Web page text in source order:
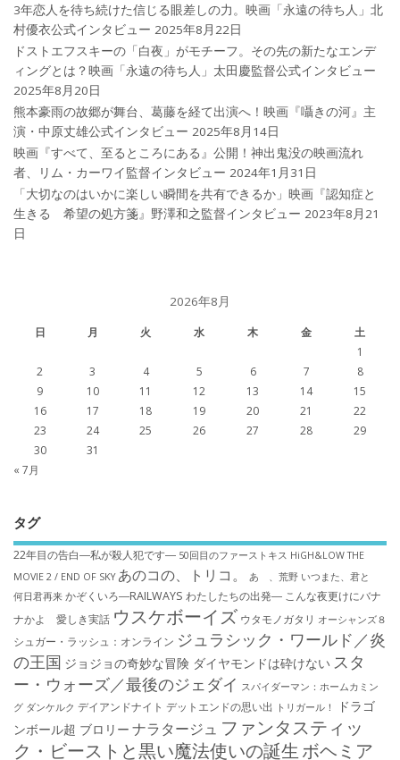
3年恋人を待ち続けた信じる眼差しの力。映画「永遠の待ち人」北
村優衣公式インタビュー 2025年8月22日
ドストエフスキーの「白夜」がモチーフ。その先の新たなエンデ
ィングとは？映画「永遠の待ち人」太田慶監督公式インタビュー
2025年8月20日
熊本豪雨の故郷が舞台、葛藤を経て出演へ！映画『囁きの河』主
演・中原丈雄公式インタビュー 2025年8月14日
映画『すべて、至るところにある』公開！神出鬼没の映画流れ
者、リム・カーワイ監督インタビュー 2024年1月31日
「大切なのはいかに楽しい瞬間を共有できるか」映画『認知症と
生きる 希望の処方箋』野澤和之監督インタビュー 2023年8月21
日
2026年8月
日 月 火 水 木 金
土
1
2
3 4 5 6 7
8
9
10 11 12 13 14
15
16
17 18 19 20 21
22
23
24 25 26 27 28
29
30
31
« 7月
タグ
22年目の告白―私が殺人犯です― 50回目のファーストキス HiGH&LOW THE
MOVIE 2 / END OF SKY あのコの、トリコ。 あゝ、荒野 いつまた、君と
何日君再来 かぞくいろ―RAILWAYS わたしたちの出発― こんな夜更けにバナ
ナかよ 愛しき実話 ウスケボーイズ ウタモノガタリ オーシャンズ８
シュガー・ラッシュ：オ​ンライン ジュラシック・ワールド／炎
の王国 ジョジョの奇妙な冒険 ダイヤモンドは砕けない スタ
ー・ウォーズ／最後のジェダイ スパイダーマン：ホームカミン
グ ダンケルク デイアンドナイト デットエンドの思い出 トリガール！
ドラゴ
ンボール超 ブロリー ナラタージュ ファンタスティッ
ク・ビーストと黒い魔法使いの誕生 ボヘミア